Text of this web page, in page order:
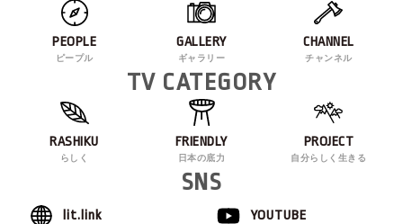
PEOPLE
ピープル
GALLERY
ギャラリー
CHANNEL
チャンネル
TV CATEGORY
RASHIKU
らしく
FRIENDLY
日本の底力
PROJECT
自分らしく生きる
SNS
lit.link YOUTUBE